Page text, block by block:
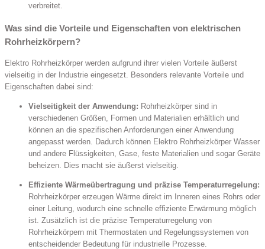
verbreitet.
Was sind die Vorteile und Eigenschaften von elektrischen
Rohrheizkörpern?
Elektro Rohrheizkörper werden aufgrund ihrer vielen Vorteile äußerst
vielseitig in der Industrie eingesetzt. Besonders relevante Vorteile und
Eigenschaften dabei sind:
Vielseitigkeit der Anwendung: Rohrheizkörper sind in
verschiedenen Größen, Formen und Materialien erhältlich und
können an die spezifischen Anforderungen einer Anwendung
angepasst werden. Dadurch können Elektro Rohrheizkörper Wasser
und andere Flüssigkeiten, Gase, feste Materialien und sogar Geräte
beheizen. Dies macht sie äußerst vielseitig.
Effiziente Wärmeübertragung und präzise Temperaturregelung:
Rohrheizkörper erzeugen Wärme direkt im Inneren eines Rohrs oder
einer Leitung, wodurch eine schnelle effiziente Erwärmung möglich
ist. Zusätzlich ist die präzise Temperaturregelung von
Rohrheizkörpern mit Thermostaten und Regelungssystemen von
entscheidender Bedeutung für industrielle Prozesse.